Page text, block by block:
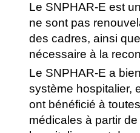
Le SNPHAR-E est
ne sont pas
des cadres, ainsi
nécessaire à la
Le SNPHAR-E a
système hospitalier,
ont bénéficié à
médicales à partir